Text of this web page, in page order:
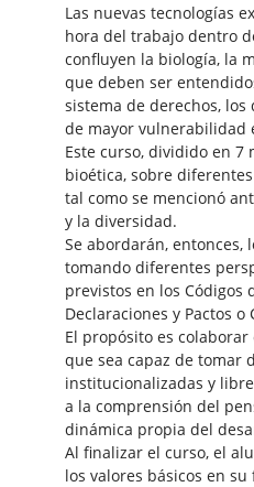
Las nuevas tecnologías
hora del trabajo dentro
confluyen la biología, la
que deben ser
sistema de derechos,
de mayor vulnerabilidad
Este curso, dividido en
bioética, sobre
tal como se mencionó
y la diversidad.
Se abordarán,
tomando diferentes
previstos en los Códigos
Declaraciones y Pactos
El propósito es
que sea capaz de tomar
institucionalizadas y
a la comprensión del
dinámica propia del
Al finalizar el curso, el
los valores básicos en